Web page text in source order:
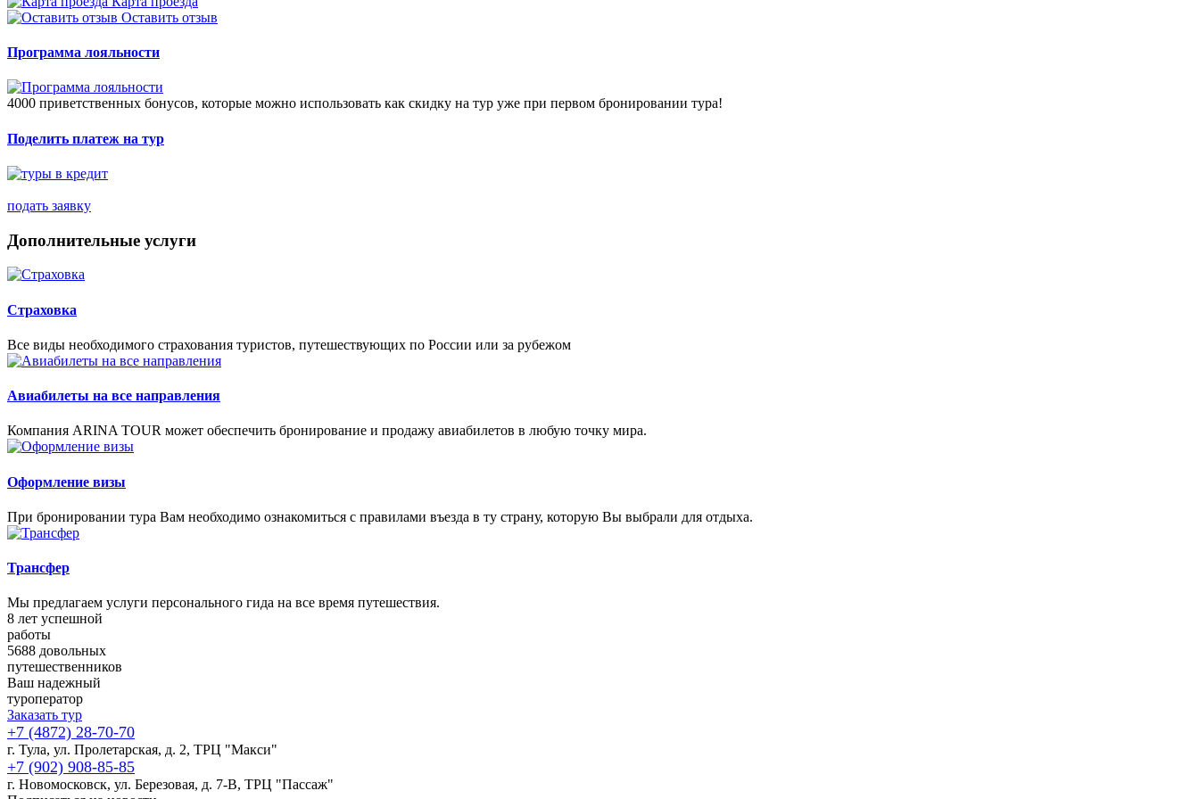
Оставить отзыв
Программа лояльности
4000 приветственных бонусов, которые можно использовать как скидку на тур уже при первом бронировании тура!
Поделить платеж на тур
подать заявку
Дополнительные услуги
Страховка
Все виды необходимого страхования туристов, путешествующих по России или за рубежом
Авиабилеты на все направления
Компания ARINA TOUR может обеспечить бронирование и продажу авиабилетов в любую точку мира.
Оформление визы
При бронировании тура Вам необходимо ознакомиться с правилами въезда в ту страну, которую Вы выбрали для отдыха.
Трансфер
Мы предлагаем услуги персонального гида на все время путешествия.
8 лет успешной
работы
5688 довольных
путешественников
Ваш надежный
туроператор
Заказать тур
+7 (4872) 28-70-70
г. Тула, ул. Пролетарская, д. 2, ТРЦ "Макси"
+7 (902) 908-85-85
г. Новомосковск, ул. Березовая, д. 7-В, ТРЦ "Пассаж"